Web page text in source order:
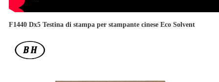
F1440 Dx5 Testina di stampa per stampante cinese Eco Solvent